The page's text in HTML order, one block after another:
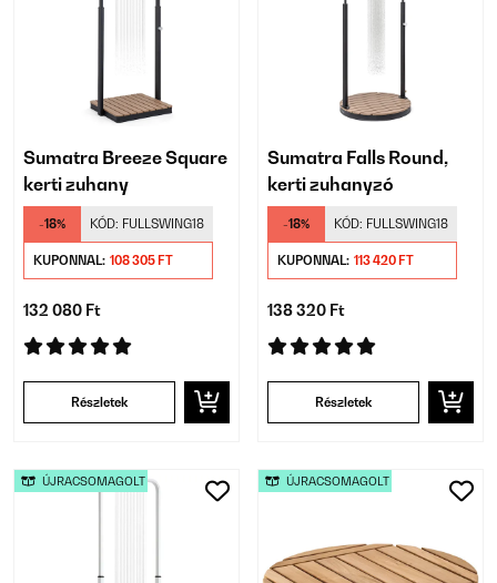
Sumatra Breeze Square
kerti zuhany
-18% KÓD: FULLSWING18
KUPONNAL: 108 305 FT
132 080 Ft
Részletek
Sumatra Falls Round,
kerti zuhanyzó
-18% KÓD: FULLSWING18
KUPONNAL: 113 420 FT
138 320 Ft
Részletek
ÚJRACSOMAGOLT ÚJRACSOMAGOLT